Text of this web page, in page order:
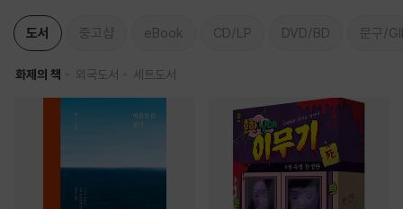
도서 중고샵 eBook CD/LP DVD/BD 문구/
화제의 책 외국도서 세트도서